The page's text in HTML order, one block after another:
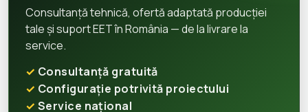
Consultanță tehnică, ofertă adaptată producției
tale și suport EET în România — de la livrare la
service.
Consultanță gratuită
Configurație potrivită proiectului
Service național